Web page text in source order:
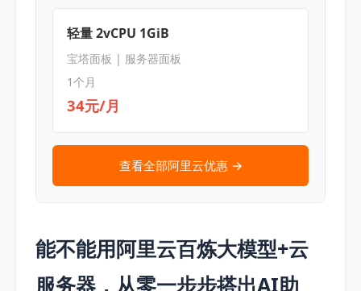
轻量 2vCPU 1GiB
宝塔面板 | 服务器面板
1个月
34元/月
查看全部阿里云优惠 →
能不能用阿里云百炼大模型+云
服务器，从零一步步搭出AI助